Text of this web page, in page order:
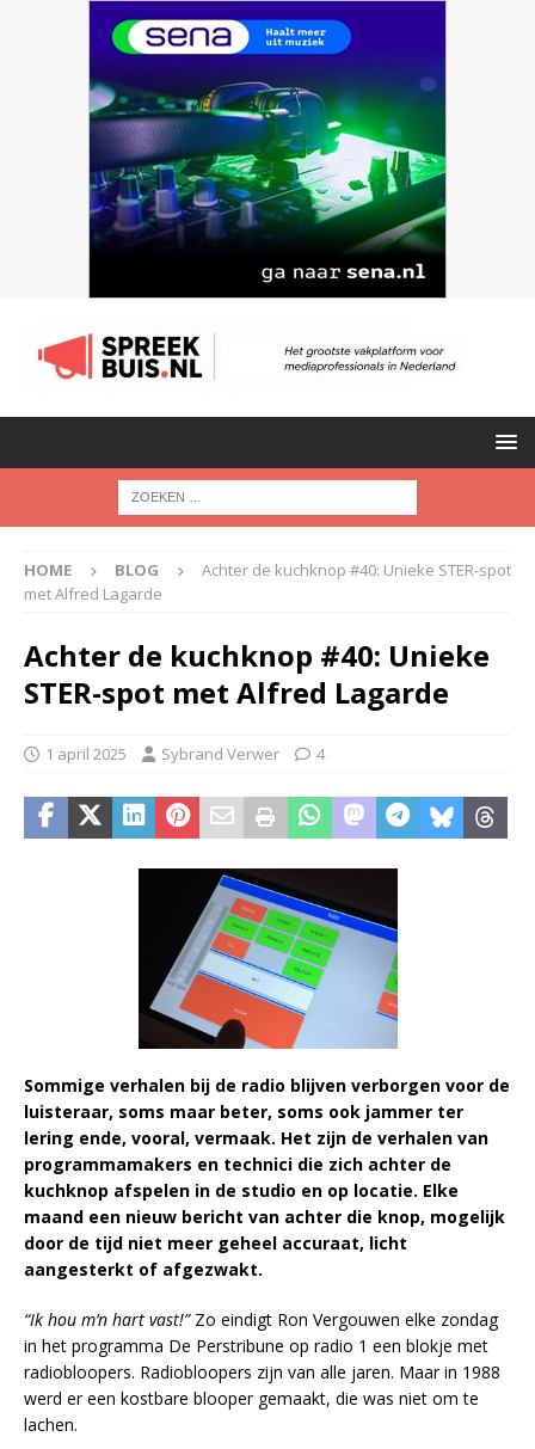
HOME BLOG
Achter de kuchknop #40: Unieke STER-spot
met Alfred Lagarde
Achter de kuchknop #40: Unieke
STER-spot met Alfred Lagarde
1 april 2025 Sybrand Verwer 4
Sommige verhalen bij de radio blijven verborgen voor de
luisteraar, soms maar beter, soms ook jammer ter
lering ende, vooral, vermaak. Het zijn de verhalen van
programmamakers en technici die zich achter de
kuchknop afspelen in de studio en op locatie. Elke
maand een nieuw bericht van achter die knop, mogelijk
door de tijd niet meer geheel accuraat, licht
aangesterkt of afgezwakt.
“Ik hou m’n hart vast!”Zo eindigt Ron Vergouwen elke zondag
in het programma De Perstribune op radio 1 een blokje met
radiobloopers. Radiobloopers zijn van alle jaren. Maar in 1988
werd er een kostbare blooper gemaakt, die was niet om te
lachen.